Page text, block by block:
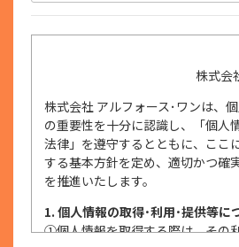
株式会
株式会社 アルフォース･ワンは、
の重要性を十分に認識し、「個人
法律」を遵守するとともに、ここ
する基本方針を定め、適切かつ確
を推進いたします。
1. 個人情報の取得･利用･提供等に
①個人情報を取得する際は、その